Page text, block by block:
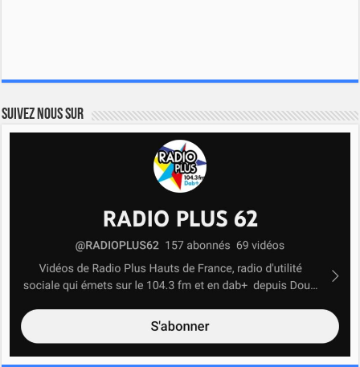
Suivez nous sur